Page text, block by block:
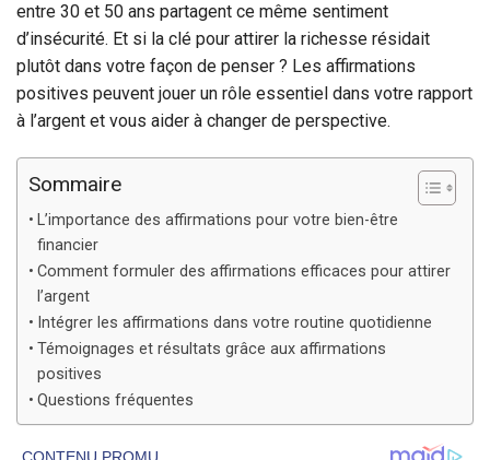
entre 30 et 50 ans partagent ce même sentiment
d’insécurité. Et si la clé pour attirer la richesse résidait
plutôt dans votre façon de penser ? Les affirmations
positives peuvent jouer un rôle essentiel dans votre rapport
à l’argent et vous aider à changer de perspective.
Sommaire
L’importance des affirmations pour votre bien-être
financier
Comment formuler des affirmations efficaces pour attirer
l’argent
Intégrer les affirmations dans votre routine quotidienne
Témoignages et résultats grâce aux affirmations
positives
Questions fréquentes